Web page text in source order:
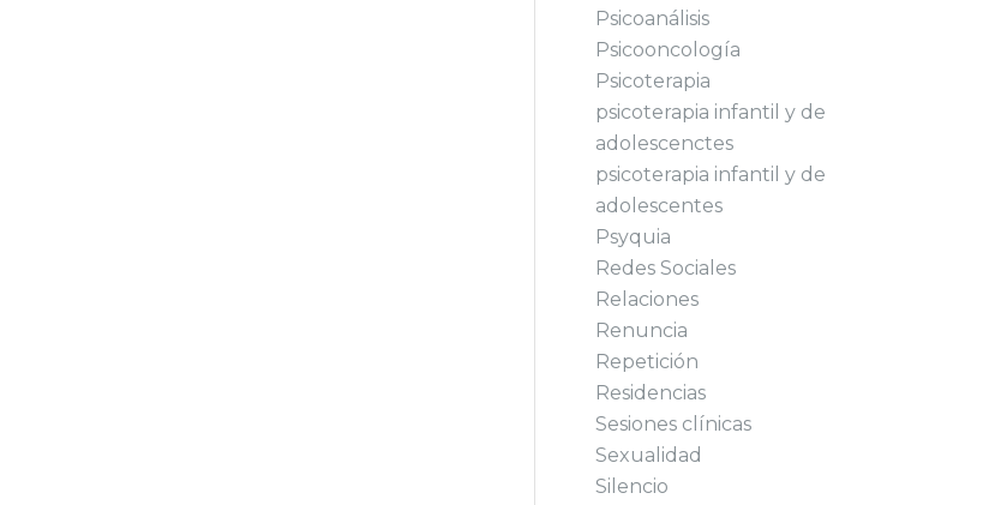
Psicoanálisis
Psicooncología
Psicoterapia
psicoterapia infantil y de
adolescenctes
psicoterapia infantil y de
adolescentes
Psyquia
Redes Sociales
Relaciones
Renuncia
Repetición
Residencias
Sesiones clínicas
Sexualidad
Silencio